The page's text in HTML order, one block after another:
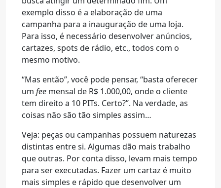
exemplo disso é a elaboração de uma
campanha para a inauguração de uma loja.
Para isso, é necessário desenvolver anúncios,
cartazes, spots de rádio, etc., todos com o
mesmo motivo.
“Mas então”, você pode pensar, “basta oferecer
um fee mensal de R$ 1.000,00, onde o cliente
tem direito a 10 PITs. Certo?”. Na verdade, as
coisas não são tão simples assim…
Veja: peças ou campanhas possuem naturezas
distintas entre si. Algumas dão mais trabalho
que outras. Por conta disso, levam mais tempo
para ser executadas. Fazer um cartaz é muito
mais simples e rápido que desenvolver um